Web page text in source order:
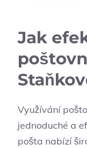
Jak
Využívání
jednoduché a
pošta nabízí